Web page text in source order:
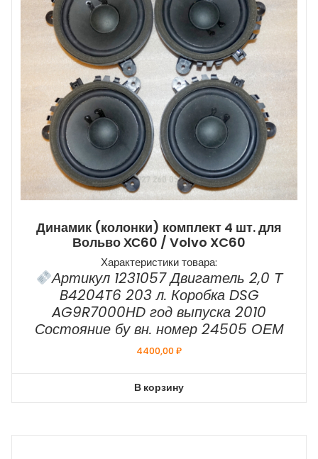
Динамик (колонки) комплект 4 шт. для
Вольво ХС60 / Volvo XC60
Характеристики товара:
Артикул 1231057 Двигатель 2,0 Т
B4204T6 203 л. Коробка DSG
AG9R7000HD год выпуска 2010
Состояние бу вн. номер 24505 ОЕМ
4400,00₽
В корзину